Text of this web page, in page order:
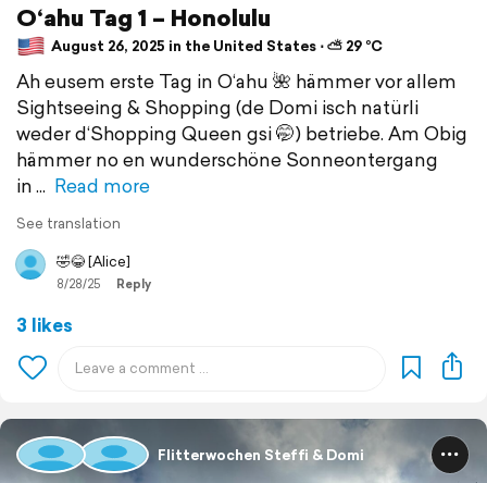
O‘ahu Tag 1 – Honolulu
August 26, 2025 in the United States ⋅ ⛅ 29 °C
Ah eusem erste Tag in O‘ahu 🌺 hämmer vor allem
Sightseeing & Shopping (de Domi isch natürli
weder d‘Shopping Queen gsi 🤭) betriebe. Am Obig
hämmer no en wunderschöne Sonneontergang
in
Read more
See translation
🤣😂 [Alice]
8/28/25 Reply
3 likes
Flitterwochen Steffi & Domi